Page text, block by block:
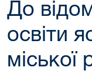
До
освіти
міської